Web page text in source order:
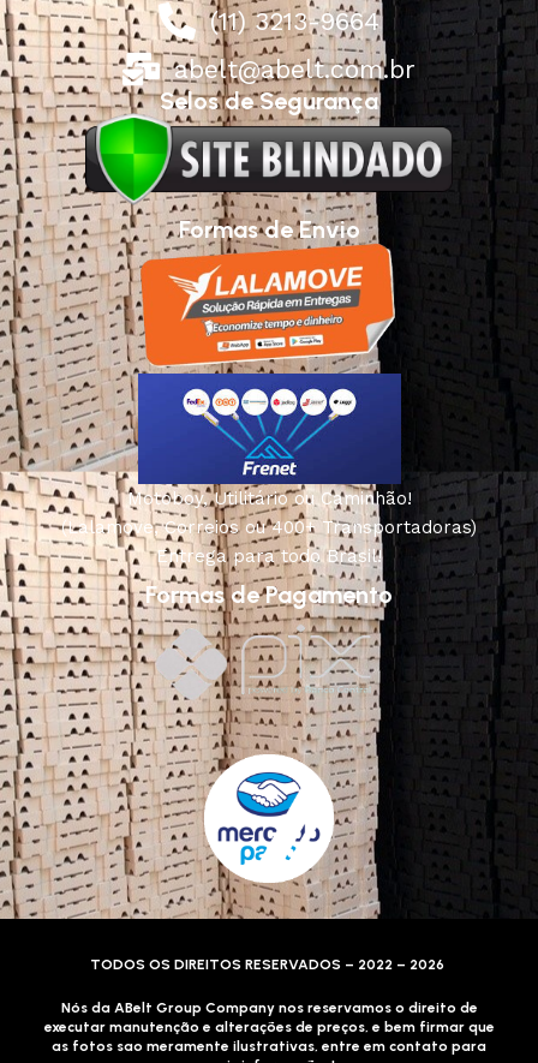
(11) 3213-9664
abelt@abelt.com.br
Selos de Segurança
Formas de Envio
Motoboy, Utilitário ou Caminhão!
(Lalamove, Correios ou 400+ Transportadoras)
Entrega para todo Brasil!
Formas de Pagamento
TODOS OS DIREITOS RESERVADOS – 2022 – 2026
Nós da ABelt Group Company nos reservamos o direito de
executar manutenção e alterações de preços, e bem firmar que
as fotos sao meramente ilustrativas, entre em contato para